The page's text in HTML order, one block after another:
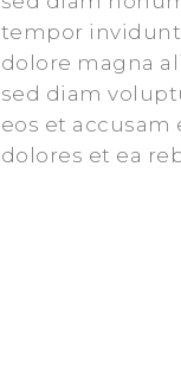
tempor
dolore magna
sed diam
eos et accusam
dolores et ea